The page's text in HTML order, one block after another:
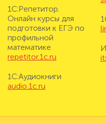
1С:Репетитор.
Онлайн курсы для
подготовки к ЕГЭ по
профильной
математике
repetitor.1c.ru
1С:Аудиокниги
audio.1c.ru